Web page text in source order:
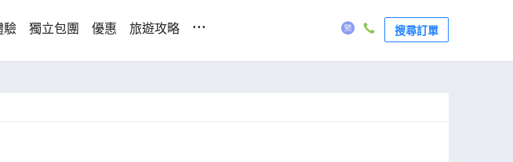
驗 獨立包團 優惠 旅遊攻略 ... 搜尋訂單